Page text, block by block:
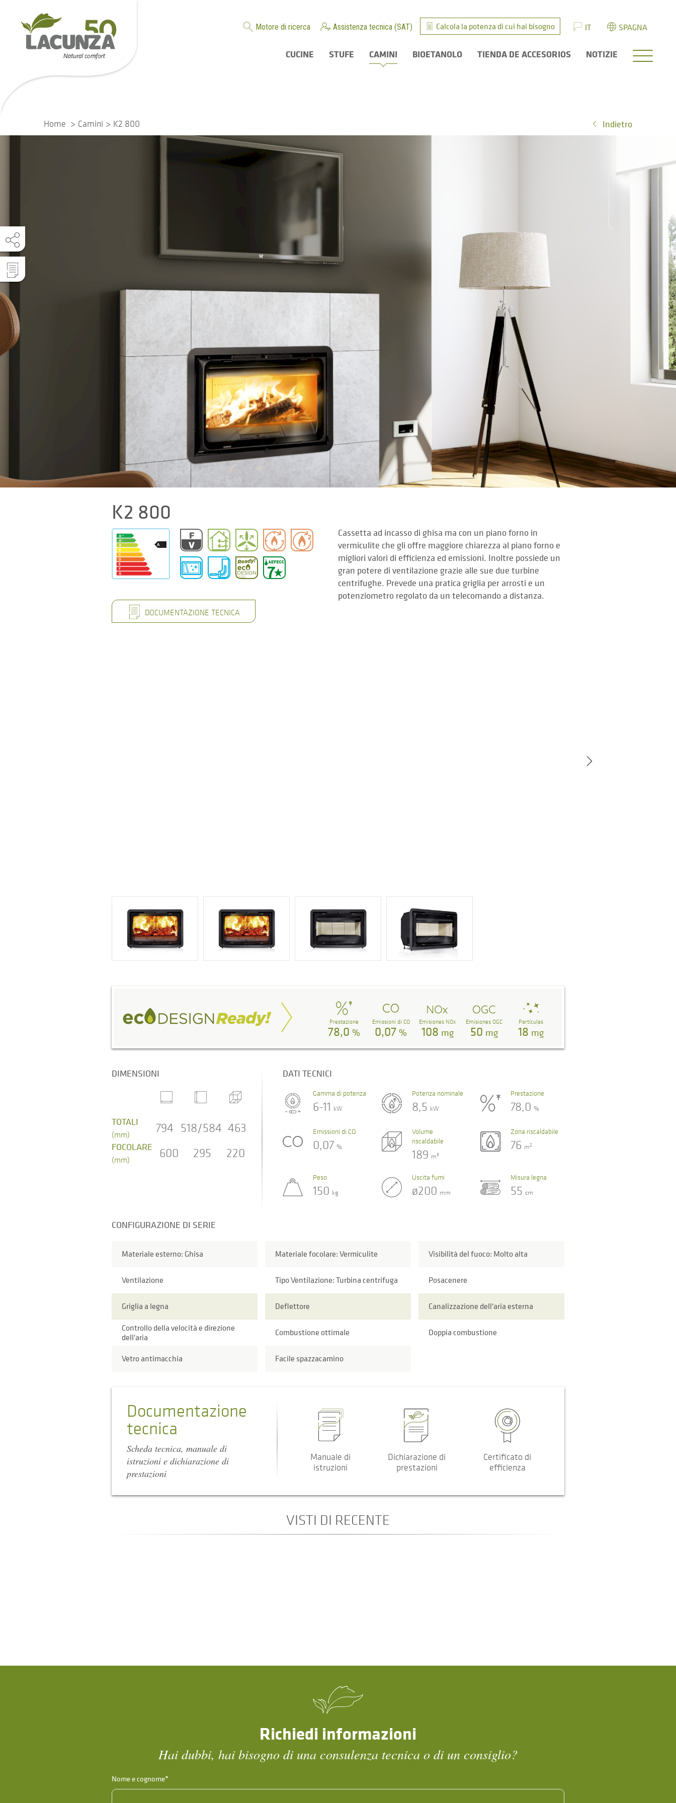
Motore di ricerca Assistenza tecnica (SAT) Calcola la potenza di cui hai bisogno IT SPAGNA
CUCINE STUFE CAMINI BIOETANOLO TIENDA DE ACCESORIOS NOTIZIE
Home Camini K2 800 Indietro
K2 800
Cassetta ad incasso di ghisa ma con un piano forno in
vermiculite che gli offre maggiore chiarezza al piano forno e
migliori valori di efficienza ed emissioni. Inoltre possiede un
gran potere di ventilazione grazie alle sue due turbine
centrifughe. Prevede una pratica griglia per arrosti e un
potenziometro regolato da un telecomando a distanza.
DOCUMENTAZIONE TECNICA
Prestazione
78,0 %
Emissioni di CO
0,07 %
Emisiones NOx
108 mg
Emisiones OGC
50 mg
Partículas
18 mg
DIMENSIONI
TOTALI
(mm) 794 518/584 463
FOCOLARE
(mm) 600 295 220
DATI TECNICI
Gamma di potenza
6-11 kW
Potenza nominale
8,5 kW
Prestazione
78,0%
Emissioni di CO
0,07 %
Volume
riscaldabile
189 m3
Zona riscaldabile
76 m2
Peso
150 kg
Uscita fumi
ø200 mm
Misura legna
55cm
CONFIGURAZIONE DI SERIE
Materiale esterno: Ghisa Materiale focolare: Vermiculite Visibilità del fuoco: Molto alta
Ventilazione Tipo Ventilazione: Turbina centrifuga Posacenere
Griglia a legna Deflettore
Canalizzazione dell'aria esterna
Controllo della velocità e direzione
dell'aria
Combustione ottimale Doppia combustione
Vetro antimacchia Facile spazzacamino
Documentazione
tecnica
Scheda tecnica, manuale di
istruzioni e dichiarazione di
prestazioni
Manuale di
istruzioni
Dichiarazione di
prestazioni
Certificato di
efficienza
VISTI DI RECENTE
Richiedi informazioni
Hai dubbi, hai bisogno di una consulenza tecnica o di un consiglio?
Nome e cognome*